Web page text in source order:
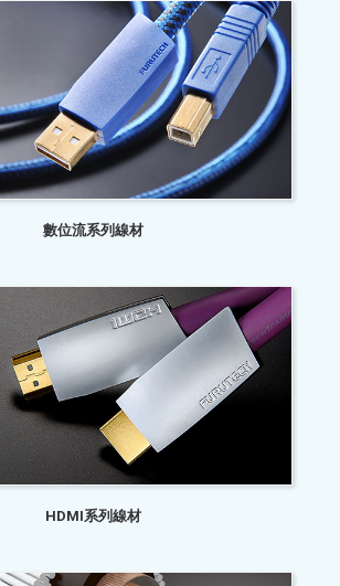
數位流系列線材
HDMI系列線材